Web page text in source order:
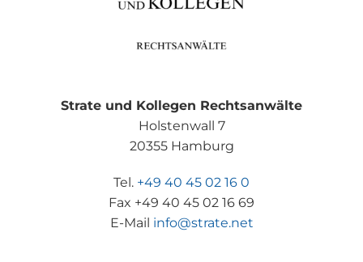
Strate und Kollegen Rechtsanwälte
Holstenwall 7
20355 Hamburg
Tel. +49 40 45 02 16 0
Fax +49 40 45 02 16 69
E-Mail info@strate.net